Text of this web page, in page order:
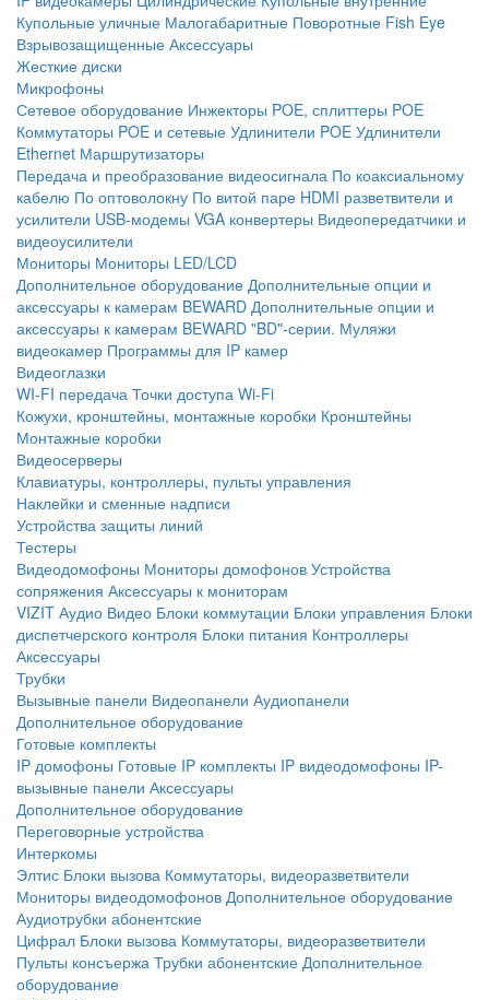
Купольные уличные Малогабаритные Поворотные Fish Eye
Взрывозащищенные Аксессуары
Жесткие диски
Микрофоны
Сетевое оборудование Инжекторы POE, сплиттеры POE
Коммутаторы POE и сетевые Удлинители POE Удлинители
Ethernet Маршрутизаторы
Передача и преобразование видеосигнала По коаксиальному
кабелю По оптоволокну По витой паре HDMI разветвители и
усилители USB-модемы VGA конвертеры Видеопередатчики и
видеоусилители
Мониторы Мониторы LED/LCD
Дополнительное оборудование Дополнительные опции и
аксессуары к камерам BEWARD Дополнительные опции и
аксессуары к камерам BEWARD "BD"-серии. Муляжи
видеокамер Программы для IP камер
Видеоглазки
WI-FI передача Точки доступа Wi-Fi
Кожухи, кронштейны, монтажные коробки Кронштейны
Монтажные коробки
Видеосерверы
Клавиатуры, контроллеры, пульты управления
Наклейки и сменные надписи
Устройства защиты линий
Тестеры
Видеодомофоны Мониторы домофонов Устройства
сопряжения Аксессуары к мониторам
VIZIT Аудио Видео Блоки коммутации Блоки управления Блоки
диспетчерского контроля Блоки питания Контроллеры
Аксессуары
Трубки
Вызывные панели Видеопанели Аудиопанели
Дополнительное оборудование
Готовые комплекты
IP домофоны Готовые IP комплекты IP видеодомофоны IP-
вызывные панели Аксессуары
Дополнительное оборудование
Переговорные устройства
Интеркомы
Элтис Блоки вызова Коммутаторы, видеоразветвители
Мониторы видеодомофонов Дополнительное оборудование
Аудиотрубки абонентские
Цифрал Блоки вызова Коммутаторы, видеоразветвители
Пульты консъержа Трубки абонентские Дополнительное
оборудование